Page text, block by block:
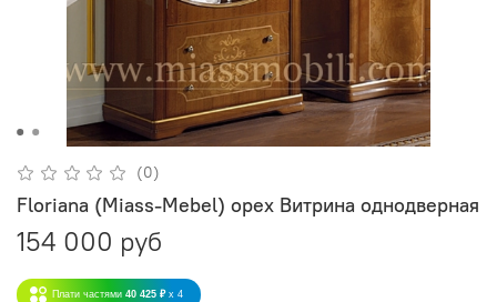
(0)
Floriana (Miass-Mebel) орех Витрина однодверная
154 000 руб
Плати частями 40 425 ₽ x 4